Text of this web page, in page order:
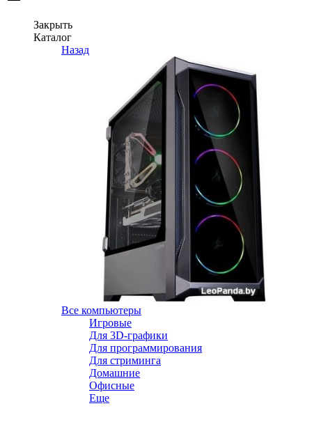
Закрыть
Каталог
Назад
Все компьютеры
Игровые
Для 3D-графики
Для программирования
Для стриминга
Домашние
Офисные
Еще